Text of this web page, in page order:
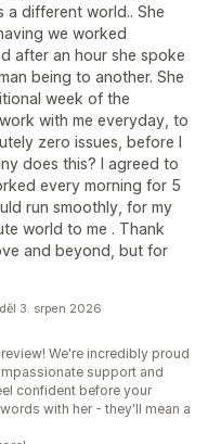
a different world.. She
we worked
after an hour she spoke
being to another. She
week of the
with me everyday, to
zero issues, before I
does this? I agreed to
every morning for 5
run smoothly, for my
world to me . Thank
and beyond, but for
3. srpen 2026
We're incredibly proud
support and
confident before your
with her - they'll mean a